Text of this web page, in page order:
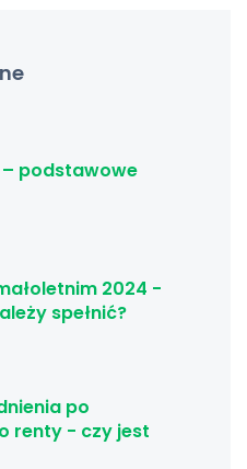
– podstawowe
2024 -
spełnić?
po
renty - czy jest